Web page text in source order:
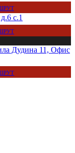
с.1
Дудина 11, Офис